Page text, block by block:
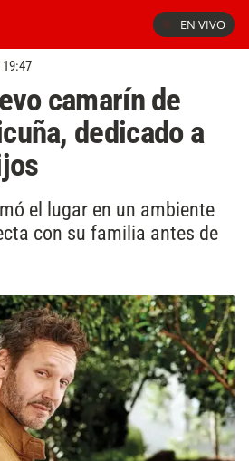
EN VIVO
19:47
camarín de
dedicado a
el lugar en un ambiente
con su familia antes de